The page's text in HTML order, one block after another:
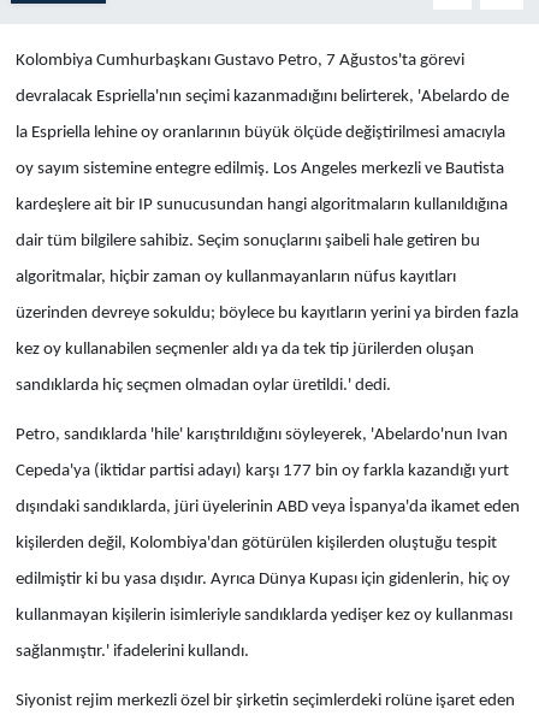
Kolombiya Cumhurbaşkanı Gustavo Petro, 7 Ağustos'ta görevi
devralacak Espriella'nın seçimi kazanmadığını belirterek, 'Abelardo de
la Espriella lehine oy oranlarının büyük ölçüde değiştirilmesi amacıyla
oy sayım sistemine entegre edilmiş. Los Angeles merkezli ve Bautista
kardeşlere ait bir IP sunucusundan hangi algoritmaların kullanıldığına
dair tüm bilgilere sahibiz. Seçim sonuçlarını şaibeli hale getiren bu
algoritmalar, hiçbir zaman oy kullanmayanların nüfus kayıtları
üzerinden devreye sokuldu; böylece bu kayıtların yerini ya birden fazla
kez oy kullanabilen seçmenler aldı ya da tek tip jürilerden oluşan
sandıklarda hiç seçmen olmadan oylar üretildi.' dedi.
Petro, sandıklarda 'hile' karıştırıldığını söyleyerek, 'Abelardo'nun Ivan
Cepeda'ya (iktidar partisi adayı) karşı 177 bin oy farkla kazandığı yurt
dışındaki sandıklarda, jüri üyelerinin ABD veya İspanya'da ikamet eden
kişilerden değil, Kolombiya'dan götürülen kişilerden oluştuğu tespit
edilmiştir ki bu yasa dışıdır. Ayrıca Dünya Kupası için gidenlerin, hiç oy
kullanmayan kişilerin isimleriyle sandıklarda yedişer kez oy kullanması
sağlanmıştır.' ifadelerini kullandı.
Siyonist rejim merkezli özel bir şirketin seçimlerdeki rolüne işaret eden